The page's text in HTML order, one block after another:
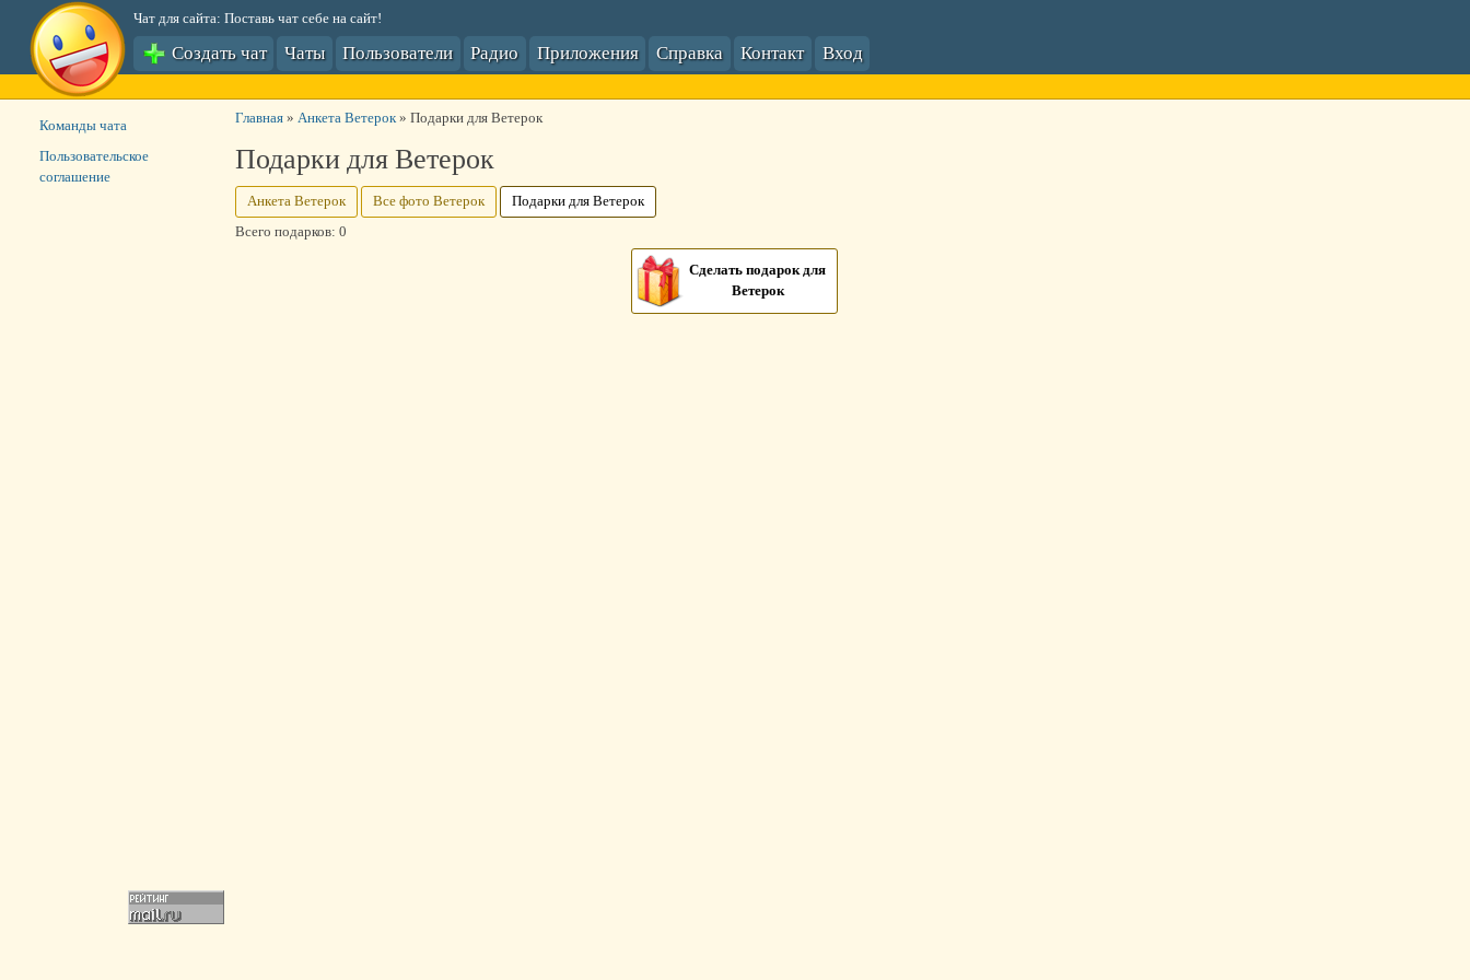
Чат для сайта: Поставь чат себе на сайт!
Создать чат Чаты Пользователи Радио Приложения Справка Контакт Вход
Главная» Анкета Ветерок» Подарки для Ветерок
Подарки для Ветерок
Анкета Ветерок Все фото Ветерок
Подарки для Ветерок
Всего подарков: 0
Сделать подарок для
Ветерок
Команды чата
Пользовательское
соглашение